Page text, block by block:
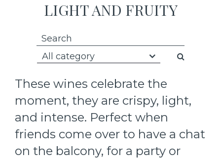
LIGHT AND FRUITY
All category
These wines celebrate the
moment, they are crispy, light,
and intense. Perfect when
friends come over to have a chat
on the balcony, for a party or